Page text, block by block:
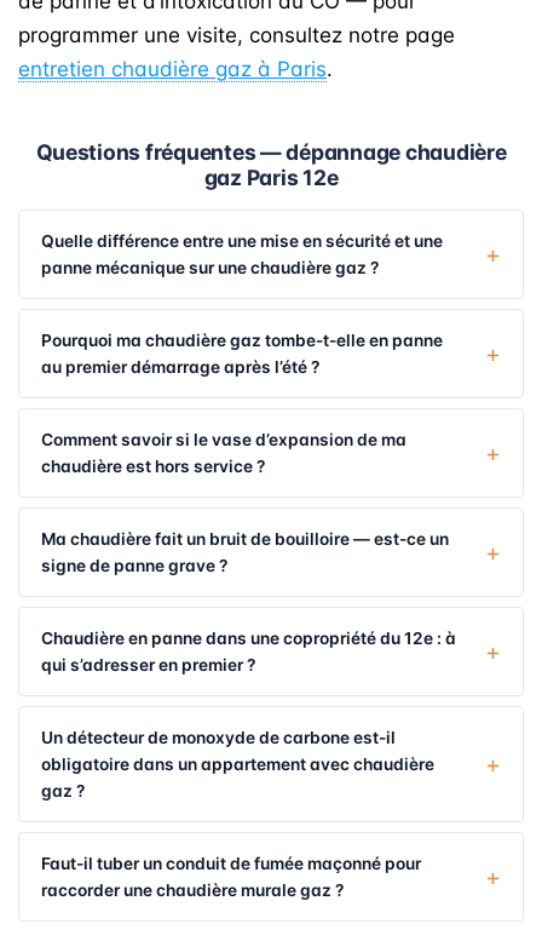
programmer une visite, consultez notre page
entretien chaudière gaz à Paris.
Questions fréquentes — dépannage chaudière
gaz Paris 12e
Quelle différence entre une mise en sécurité et une
panne mécanique sur une chaudière gaz ?
Pourquoi ma chaudière gaz tombe-t-elle en panne
au premier démarrage après l’été ?
Comment savoir si le vase d’expansion de ma
chaudière est hors service ?
Ma chaudière fait un bruit de bouilloire — est-ce un
signe de panne grave ?
Chaudière en panne dans une copropriété du 12e : à
qui s’adresser en premier ?
Un détecteur de monoxyde de carbone est-il
obligatoire dans un appartement avec chaudière
gaz ?
Faut-il tuber un conduit de fumée maçonné pour
raccorder une chaudière murale gaz ?